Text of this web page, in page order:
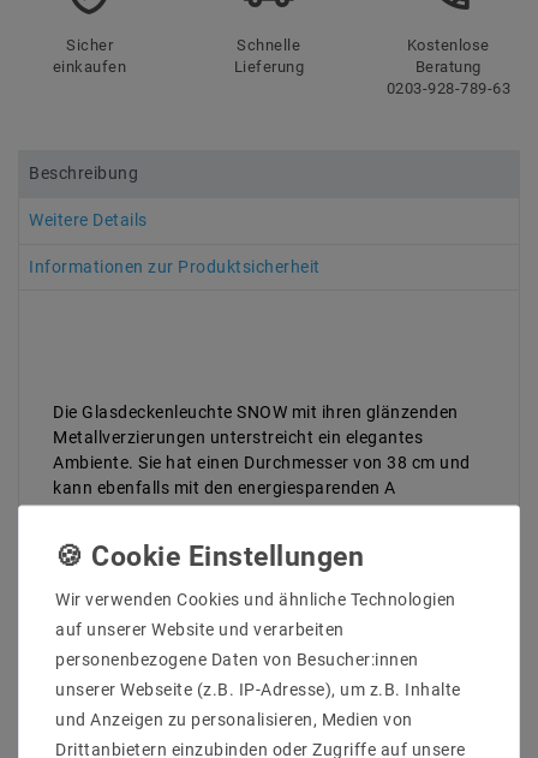
Sicher
einkaufen
Schnelle
Lieferung
Kostenlose
Beratung
0203-928-789-63
Beschreibung
Weitere Details
Informationen zur Produktsicherheit
Die Glasdeckenleuchte SNOW mit ihren glänzenden
Metallverzierungen unterstreicht ein elegantes
Ambiente. Sie hat einen Durchmesser von 38 cm und
kann ebenfalls mit den energiesparenden A
Hersteller: M2OUTLET
Artikle Nr: 10.457.25.01
Produktbereich : Indoor
INSTALL : Deckenleuchte
Martial : Metall + Glas
L (CM) : 25
B (CM) : 25
Wir verwenden Cookies und ähnliche Technologien
auf unserer Website und verarbeiten
personenbezogene Daten von Besucher:innen
unserer Webseite (z.B. IP-Adresse), um z.B. Inhalte
und Anzeigen zu personalisieren, Medien von
Drittanbietern einzubinden oder Zugriffe auf unsere